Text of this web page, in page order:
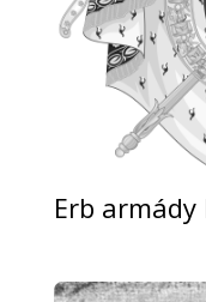
Erb armády